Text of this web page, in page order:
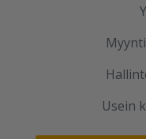
Usein